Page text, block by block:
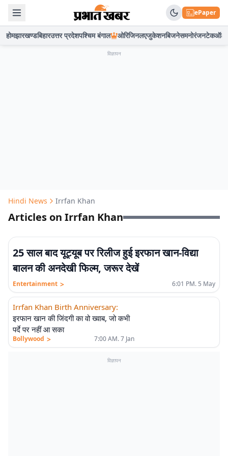
ePaper
होमझारखण्डबिहारउत्तर प्रदेशपश्चिम बंगाल ओरिजिनलएजुकेशनबिजनेसमनोरंजनटेकऑटो
विज्ञापन
Hindi News Irrfan Khan
Articles on Irrfan Khan
25 साल बाद यूट्यूब पर रिलीज हुई इरफान खान-विद्या
बालन की अनदेखी फिल्म, जरूर देखें
Entertainment > 6:01 PM. 5 May
Irrfan Khan Birth Anniversary:
इरफान खान की जिंदगी का वो ख्वाब, जो कभी
पर्दे पर नहीं आ सका
Bollywood > 7:00 AM. 7 Jan
विज्ञापन